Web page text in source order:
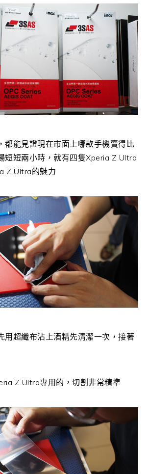
都能見證現在市面上哪款手機賣得比
短短兩小時，就有四隻Xperia Z Ultra
Z Ultra的魅力
用超纖布沾上酒精先清潔一次，接著
Z Ultra專用的，切割非常精準